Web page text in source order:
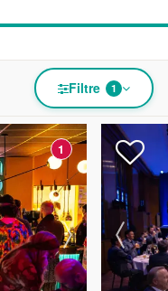
Filtre 1
1